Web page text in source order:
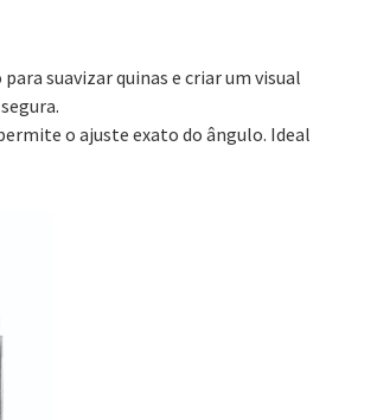
suavizar quinas e criar um visual
o ajuste exato do ângulo. Ideal